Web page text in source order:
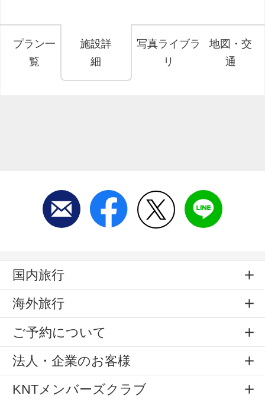
プラン一
覧
施設詳
細
写真ライブラ
リ
地図・交
通
国内旅行
海外旅行
ご予約について
法人・企業のお客様
KNTメンバーズクラブ